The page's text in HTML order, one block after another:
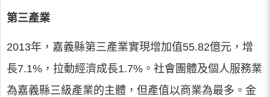
第三產業
2013年，嘉義縣第三產業實現增加值55.82億元，增
長7.1%，拉動經濟成長1.7%。社會團體及個人服務業
為嘉義縣三級產業的主體，但產值以商業為最多。金